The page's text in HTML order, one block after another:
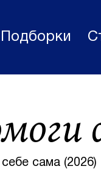
Подборки
себе сама (2026)